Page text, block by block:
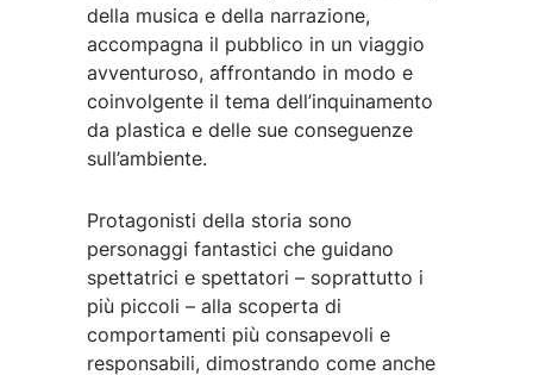
della musica e della narrazione,
accompagna il pubblico in un viaggio
avventuroso, affrontando in modo e
coinvolgente il tema dell’inquinamento
da plastica e delle sue conseguenze
sull’ambiente.
Protagonisti della storia sono
personaggi fantastici che guidano
spettatrici e spettatori – soprattutto i
più piccoli – alla scoperta di
comportamenti più consapevoli e
responsabili, dimostrando come anche